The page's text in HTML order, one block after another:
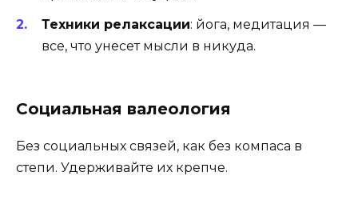
Техники релаксации: йога, медитация —
все, что унесет мысли в никуда.
Социальная валеология
Без социальных связей, как без компаса в
степи. Удерживайте их крепче.